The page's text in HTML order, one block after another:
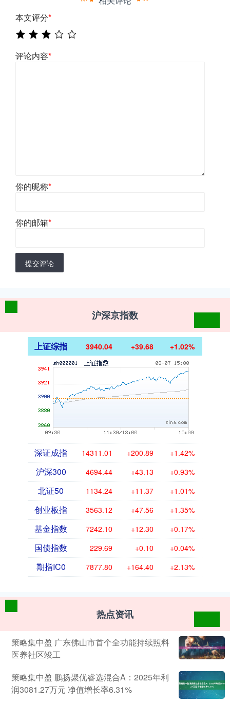
本文评分*
评论内容*
你的昵称*
你的邮箱*
提交评论
沪深京指数
上证综指 3940.04 +39.68 +1.02%
深证成指 14311.01 +200.89 +1.42%
沪深300 4694.44 +43.13 +0.93%
北证50 1134.24 +11.37 +1.01%
创业板指 3563.12 +47.56 +1.35%
基金指数 7242.10 +12.30 +0.17%
国债指数 229.69 +0.10 +0.04%
期指IC0 7877.80 +164.40 +2.13%
热点资讯
策略集中盈 广东佛山市首个全功能持续照料
医养社区竣工
策略集中盈 鹏扬聚优睿选混合A：2025年利
润3081.27万元 净值增长率6.31%